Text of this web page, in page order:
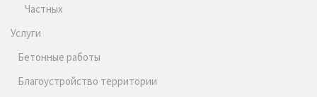
Частных
Услуги
Бетонные работы
Благоустройство территории